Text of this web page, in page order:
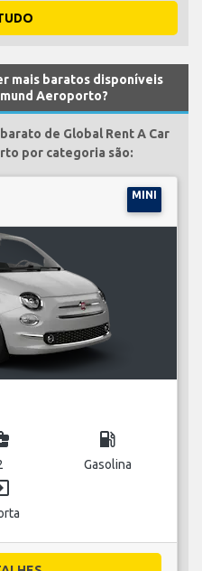
mais baratos disponíveis
Aeroporto?
de Global Rent A Car
por categoria são:
MINI
local_gas_station
Gasolina